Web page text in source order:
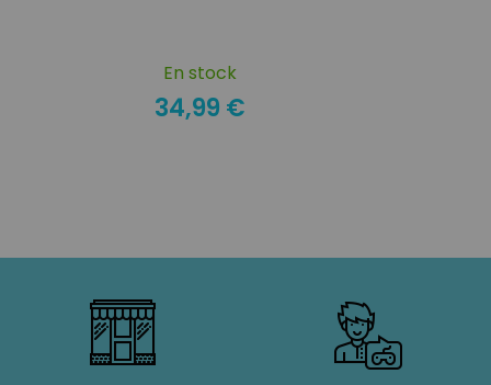
En stock
34,99 €